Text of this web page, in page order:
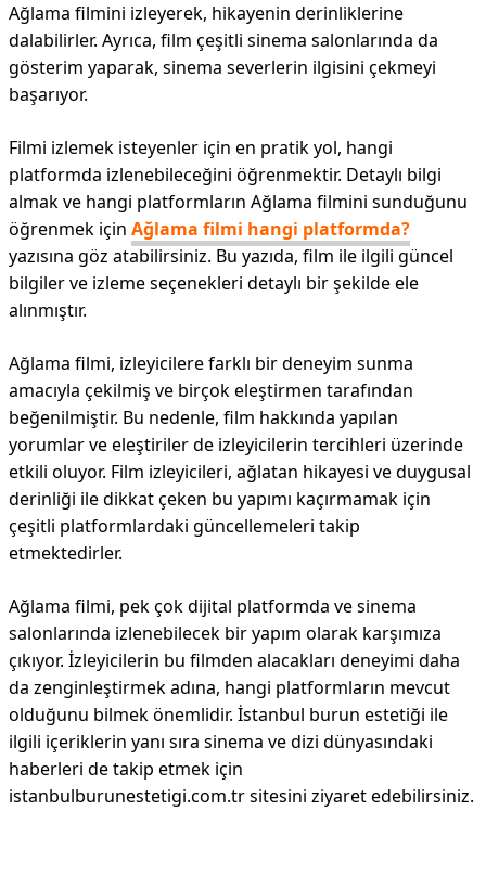
Ağlama filmini izleyerek, hikayenin derinliklerine
dalabilirler. Ayrıca, film çeşitli sinema salonlarında da
gösterim yaparak, sinema severlerin ilgisini çekmeyi
başarıyor.
Filmi izlemek isteyenler için en pratik yol, hangi
platformda izlenebileceğini öğrenmektir. Detaylı bilgi
almak ve hangi platformların Ağlama filmini sunduğunu
öğrenmek için Ağlama filmi hangi platformda?
yazısına göz atabilirsiniz. Bu yazıda, film ile ilgili güncel
bilgiler ve izleme seçenekleri detaylı bir şekilde ele
alınmıştır.
Ağlama filmi, izleyicilere farklı bir deneyim sunma
amacıyla çekilmiş ve birçok eleştirmen tarafından
beğenilmiştir. Bu nedenle, film hakkında yapılan
yorumlar ve eleştiriler de izleyicilerin tercihleri üzerinde
etkili oluyor. Film izleyicileri, ağlatan hikayesi ve duygusal
derinliği ile dikkat çeken bu yapımı kaçırmamak için
çeşitli platformlardaki güncellemeleri takip
etmektedirler.
Ağlama filmi, pek çok dijital platformda ve sinema
salonlarında izlenebilecek bir yapım olarak karşımıza
çıkıyor. İzleyicilerin bu filmden alacakları deneyimi daha
da zenginleştirmek adına, hangi platformların mevcut
olduğunu bilmek önemlidir. İstanbul burun estetiği ile
ilgili içeriklerin yanı sıra sinema ve dizi dünyasındaki
haberleri de takip etmek için
istanbulburunestetigi.com.tr sitesini ziyaret edebilirsiniz.